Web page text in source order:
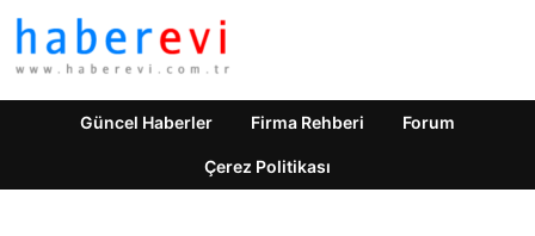
Güncel Haberler Firma Rehberi Forum
Çerez Politikası